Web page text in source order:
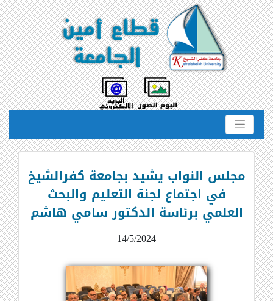
مجلس النواب يشيد بجامعة كفرالشيخ
في اجتماع لجنة التعليم والبحث
العلمي برئاسة الدكتور سامي هاشم
14/5/2024